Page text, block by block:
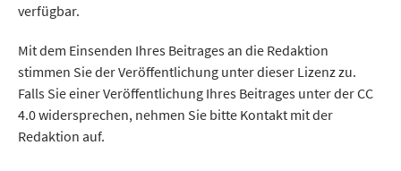
verfügbar.
Mit dem Einsenden Ihres Beitrages an die Redaktion
stimmen Sie der Veröffentlichung unter dieser Lizenz zu.
Falls Sie einer Veröffentlichung Ihres Beitrages unter der CC
4.0 widersprechen, nehmen Sie bitte Kontakt mit der
Redaktion auf.